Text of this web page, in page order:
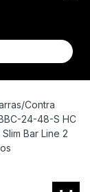
Contra
24-48-S HC
Bar Line 2